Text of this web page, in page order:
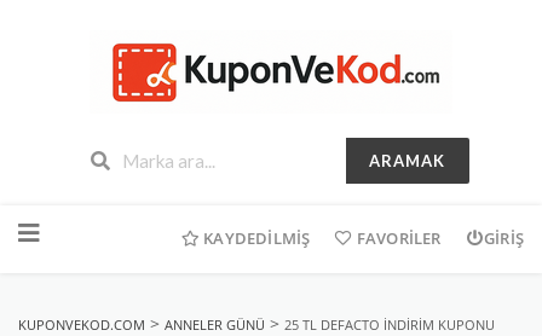
ARAMAK
geç
KAYDEDILMIŞ FAVORILER GIRIŞ
KUPONVEKOD.COM > ANNELER GÜNÜ > 25 TL DEFACTO İNDIRIM KUPONU